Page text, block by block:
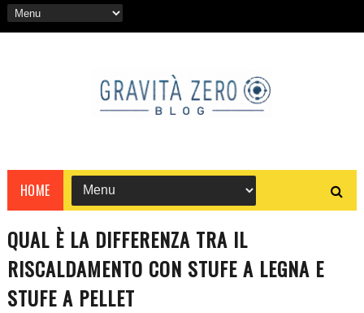
HOME
QUAL È LA DIFFERENZA TRA IL
RISCALDAMENTO CON STUFE A LEGNA E
STUFE A PELLET